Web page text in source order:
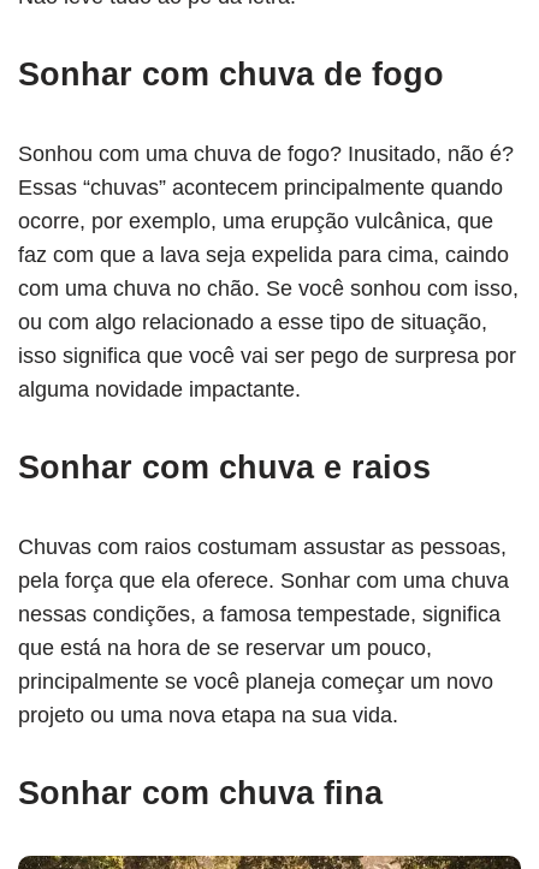
Sonhar com chuva de fogo
Sonhou com uma chuva de fogo? Inusitado, não é?
Essas “chuvas” acontecem principalmente quando
ocorre, por exemplo, uma erupção vulcânica, que
faz com que a lava seja expelida para cima, caindo
com uma chuva no chão. Se você sonhou com isso,
ou com algo relacionado a esse tipo de situação,
isso significa que você vai ser pego de surpresa por
alguma novidade impactante.
Sonhar com chuva e raios
Chuvas com raios costumam assustar as pessoas,
pela força que ela oferece. Sonhar com uma chuva
nessas condições, a famosa tempestade, significa
que está na hora de se reservar um pouco,
principalmente se você planeja começar um novo
projeto ou uma nova etapa na sua vida.
Sonhar com chuva fina